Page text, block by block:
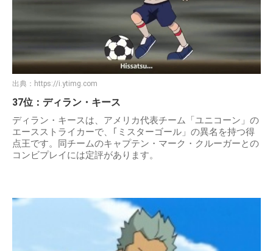
出典： https://i.ytimg.com
37位：ディラン・キース
ディラン・キースは、アメリカ代表チーム「ユニコーン」の
エースストライカーで、｢ミスターゴール」の異名を持つ得
点王です。同チームのキャプテン・マーク・クルーガーとの
コンビプレイには定評があります。